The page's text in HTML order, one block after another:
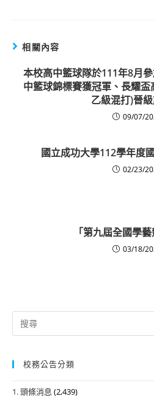
相關內容
本校高中籃球隊於111年8月
中籃球錦標賽獲冠軍、長耀
乙級混打)晉
09/07/
國立成功大學112學年度
02/23/
「第九屆全國學藝
03/18/
Search
for:
校務公告分類
1. 頭條消息 (2,439)